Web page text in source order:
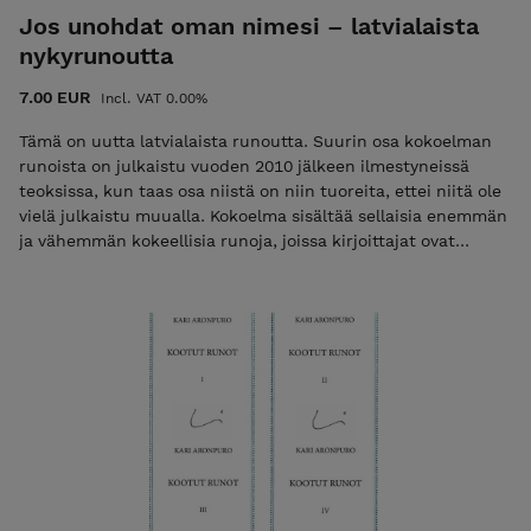
Jos unohdat oman nimesi – latvialaista
nykyrunoutta
7.00 EUR Incl. VAT 0.00%
Tämä on uutta latvialaista runoutta. Suurin osa kokoelman
runoista on julkaistu vuoden 2010 jälkeen ilmestyneissä
teoksissa, kun taas osa niistä on niin tuoreita, ettei niitä ole
vielä julkaistu muualla. Kokoelma sisältää sellaisia enemmän
ja vähemmän kokeellisia runoja, joissa kirjoittajat ovat
tavallisesti sitä etsi. Šī ir jaunākā latviešu dzeja, kas
drukātās grāmatās iekļauta pēc 2010. gada vai vēl pat nav
publicēta, jo uzrakstīta pavisam nesen. Krājumā atradīsiet
vairāk vai mazāk eksperimentālus dzejoļus, kuros to autori
atļaujas paplašināt poētiskās izteiksmes robežas, atrodot
dzeju tur, kur latviešu dzejnieki to parasti nemeklē. Elvira
Auzina, Artis Ostups, Arvis Viguls, Ausma Perons, Edvards
Kuks, Einars Pelšs, Elvira Bloma, Ivars Šteinbergs, Karlis